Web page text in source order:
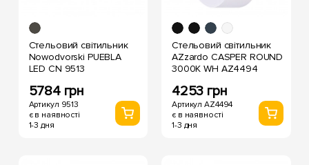
Стельовий світильник
Nowodvorski PUEBLA
LED CN 9513
5784 грн
Артикул 9513
є в наявності
1-3 дня
Стельовий світильник
AZzardo CASPER ROUND
3000K WH AZ4494
4253 грн
Артикул AZ4494
є в наявності
1-3 дня